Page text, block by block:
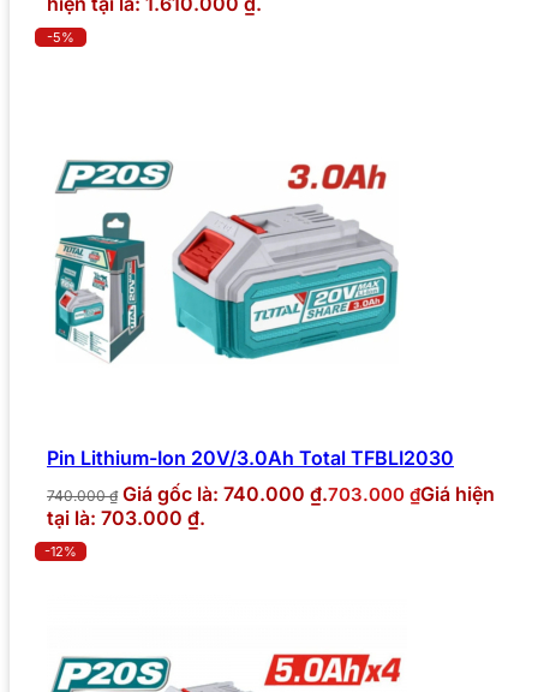
-5%
Pin Lithium-Ion 20V/3.0Ah Total TFBLI2030
740.000₫ Giá gốc là: 740.000 ₫.703.000 ₫Giá hiện
tại là: 703.000 ₫.
-12%